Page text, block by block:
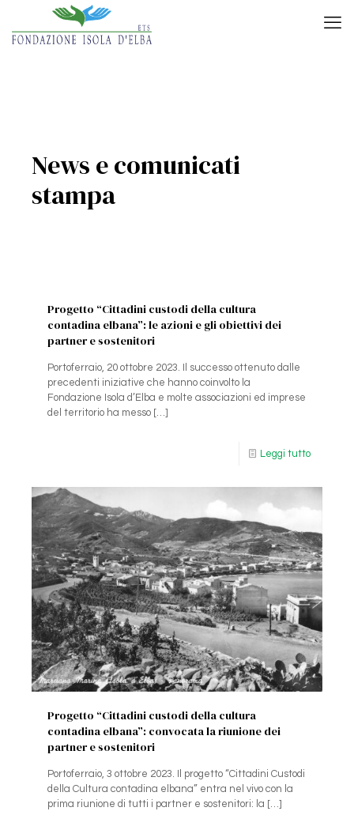
News e comunicati
stampa
Progetto “Cittadini custodi della cultura
contadina elbana”: le azioni e gli obiettivi dei
partner e sostenitori
Portoferraio, 20 ottobre 2023. Il successo ottenuto dalle
precedenti iniziative che hanno coinvolto la
Fondazione Isola d’Elba e molte associazioni ed imprese
del territorio ha messo […]
Leggi tutto
Progetto “Cittadini custodi della cultura
contadina elbana”: convocata la riunione dei
partner e sostenitori
Portoferraio, 3 ottobre 2023. Il progetto “Cittadini Custodi
della Cultura contadina elbana” entra nel vivo con la
prima riunione di tutti i partner e sostenitori: la […]